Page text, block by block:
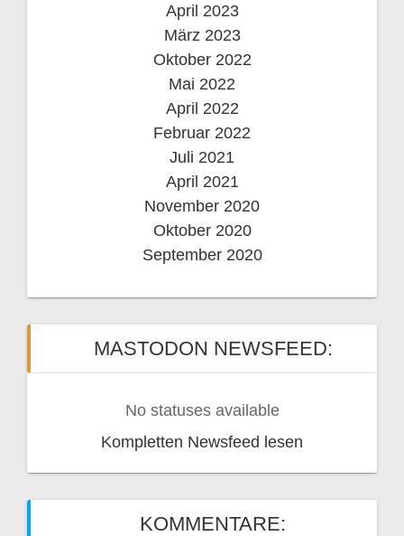
April 2023
März 2023
Oktober 2022
Mai 2022
April 2022
Februar 2022
Juli 2021
April 2021
November 2020
Oktober 2020
September 2020
MASTODON NEWSFEED:
No statuses available
Kompletten Newsfeed lesen
KOMMENTARE: